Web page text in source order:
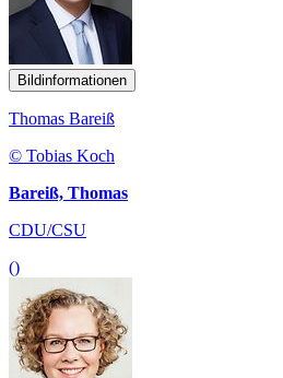
Bildinformationen
Thomas Bareiß
© Tobias Koch
Bareiß, Thomas
CDU/CSU
()